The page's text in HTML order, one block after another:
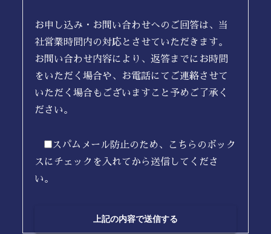
お申し込み・お問い合わせへのご回答は、当
社営業時間内の対応とさせていただきます。
お問い合わせ内容により、返答までにお時間
をいただく場合や、お電話にてご連絡させて
いただく場合もございますこと予めご了承く
ださい。
スパムメール防止のため、こちらのボック
スにチェックを入れてから送信してくださ
い。